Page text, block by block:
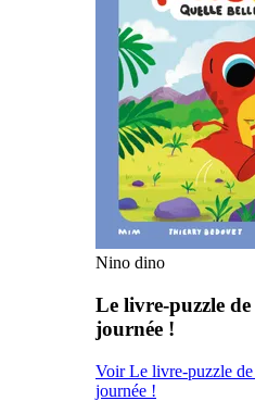
Nino dino
Le livre-puzzle
journée !
Voir Le livre-puzzle
journée !